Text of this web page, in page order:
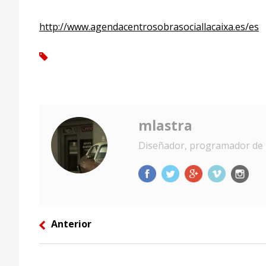
http://www.agendacentrosobrasociallacaixa.es/es
tag
mlastra
Diseñador, programador de
left Anterior